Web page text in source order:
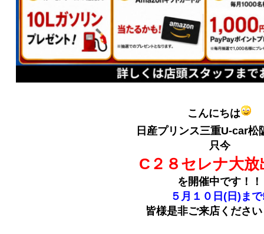
こんにちは
日産プリンス三重U-car松
只今
C２８セレナ大
を開催中です！！
５月１０日(日)ま
皆様是非ご来店くださ